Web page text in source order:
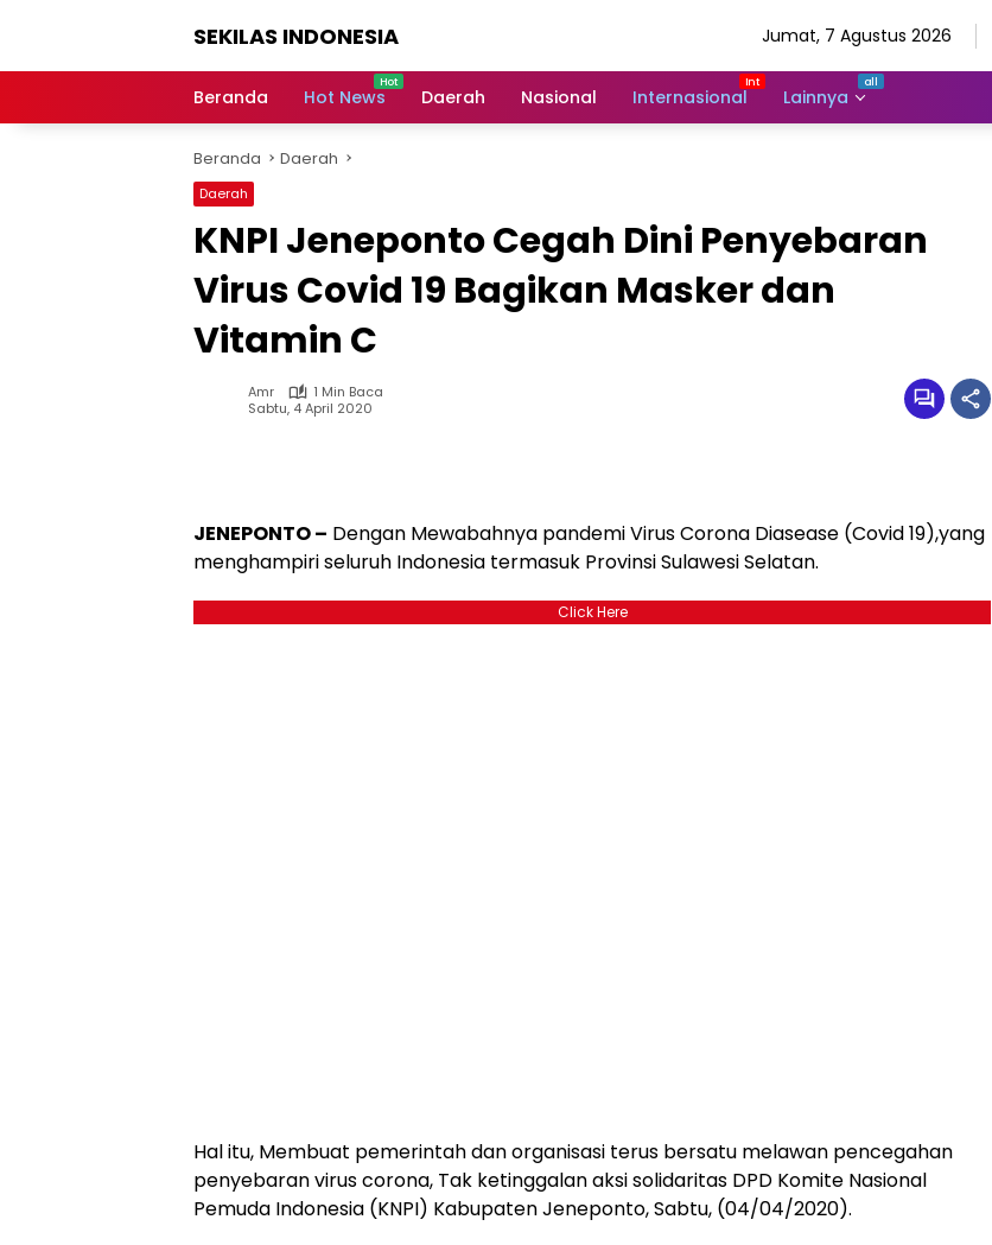
SEKILAS INDONESIA
Terkini,
Latest
World,
Headlines,
News
Jumat, 7 Agustus 2026
Beranda Hot News Daerah Nasional Internasional Lainnya
Beranda Daerah
Daerah
KNPI Jeneponto Cegah Dini Penyebaran
Virus Covid 19 Bagikan Masker dan
Vitamin C
Amr
1 Min Baca
Sabtu, 4 April 2020
JENEPONTO – Dengan Mewabahnya pandemi Virus Corona Diasease (Covid 19),yang
menghampiri seluruh Indonesia termasuk Provinsi Sulawesi Selatan.
Click Here
Hal itu, Membuat pemerintah dan organisasi terus bersatu melawan pencegahan
penyebaran virus corona, Tak ketinggalan aksi solidaritas DPD Komite Nasional
Pemuda Indonesia (KNPI) Kabupaten Jeneponto, Sabtu, (04/04/2020).